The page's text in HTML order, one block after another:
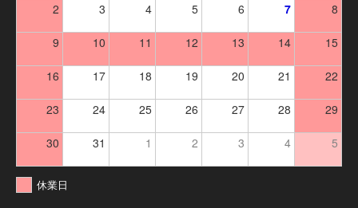
2 3 4 5 6 7 8
9 10 11 12 13 14 15
16 17 18 19 20 21 22
23 24 25 26 27 28 29
30 31 1 2 3 4 5
休業日